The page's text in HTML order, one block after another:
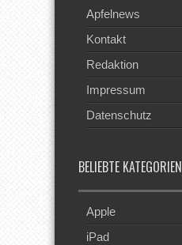
Apfelnews
Kontakt
Redaktion
Impressum
Datenschutz
BELIEBTE KATEGORIEN
Apple
iPad